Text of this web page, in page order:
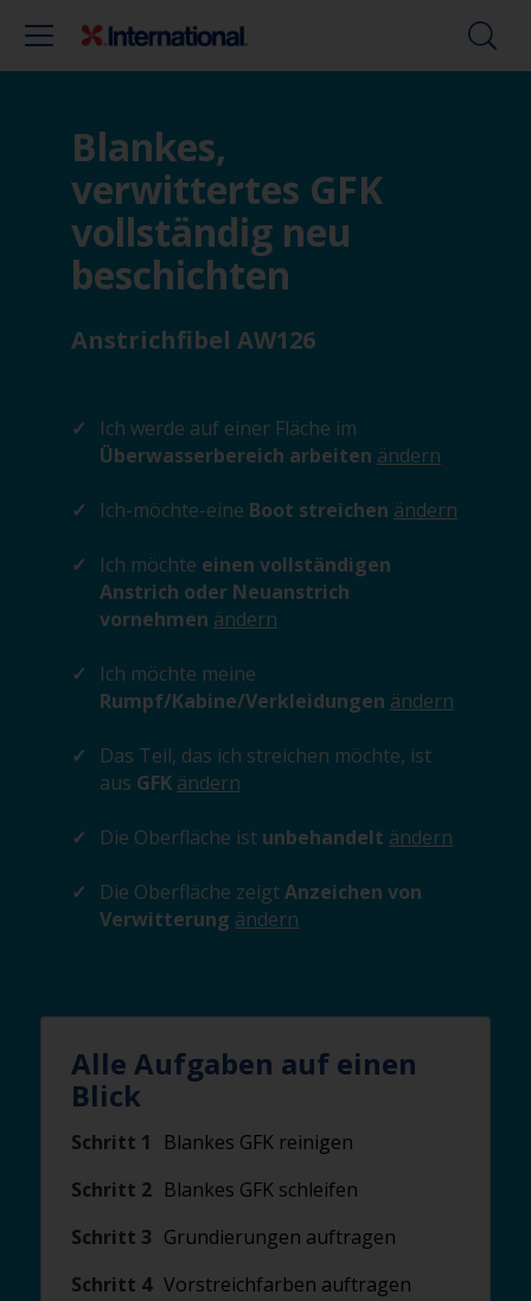
Blankes,
verwittertes GFK
vollständig neu
beschichten
Anstrichfibel AW126
Ich werde auf einer Fläche im
Überwasserbereich arbeiten ändern
Ich-möchte-eine Boot streichen ändern
Ich möchte einen vollständigen
Anstrich oder Neuanstrich
vornehmen ändern
Ich möchte meine
Rumpf/Kabine/Verkleidungen ändern
Das Teil, das ich streichen möchte, ist
aus GFK ändern
Die Oberfläche ist unbehandelt ändern
Die Oberfläche zeigtAnzeichen von
Verwitterung ändern
Alle Aufgaben auf einen
Blick
Schritt 1
Blankes GFK reinigen
Schritt 2 Blankes GFK schleifen
Schritt 3 Grundierungen auftragen
Schritt 4 Vorstreichfarben auftragen